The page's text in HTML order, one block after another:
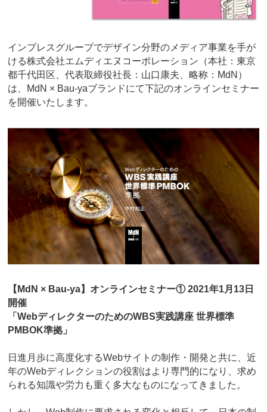
インプレスグループでデザイン分野のメディア事業を手が
ける株式会社エムディエヌコーポレーション（本社：東京
都千代田区、代表取締役社長：山口康夫、略称：MdN）
は、MdN × Bau-yaブランドにて下記のオンラインセミナー
を開催いたします。
【MdN × Bau-ya】オンラインセミナー① 2021年1月13日
開催
「WebディレクターのためのWBS実践講座 世界標準
PMBOK準拠」
日進月歩に高度化するWebサイトの制作・開発と共に、近
年のWebディレクションの役割はより専門的になり、求め
られる知識や労力も重く多大なものになってきました。